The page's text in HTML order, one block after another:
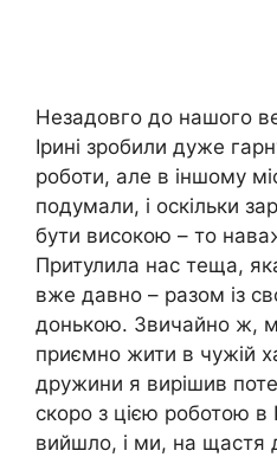
Незадовго до нашого
Ірині зробили дуже
роботи, але в іншому
подумали, і оскільки
бути високою – то
Притулила нас теща,
вже давно – разом із
донькою. Звичайно ж,
приємно жити в чужій
дружини я вирішив
скоро з цією роботою в
вийшло, і ми, на щастя